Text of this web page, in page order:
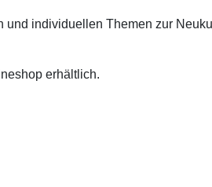
individuellen Themen zur
erhältlich.